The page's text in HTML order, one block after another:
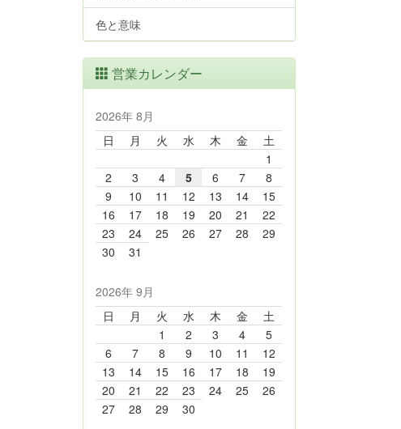
色と意味
営業カレンダー
2026年 8月
日
月 火 水 木 金
土
1
2
3 4 5 6 7
8
9
10 11 12 13 14
15
16
17 18 19 20 21
22
23
24 25 26 27 28
29
30
31
2026年 9月
日
月 火 水 木 金
土
1
2 3 4
5
6
7 8 9 10 11
12
13
14 15 16 17 18
19
20
21 22 23 24 25
26
27
28 29 30